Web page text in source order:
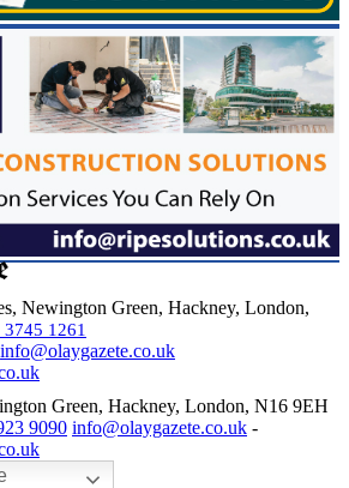
Newington Green, Hackney, London,
3745 1261
info@olaygazete.co.uk
Green, Hackney, London, N16 9EH
9090 info@olaygazete.co.uk -